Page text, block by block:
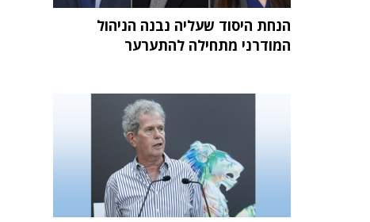
הנחת היסוד שעליה נבנה הניהול
המודרני מתחילה להתערער